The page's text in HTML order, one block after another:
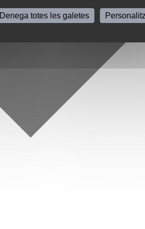
Denega totes les galetes